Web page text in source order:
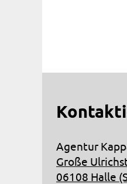
Agentur
Große
06108 Halle